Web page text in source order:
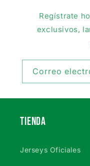
Regístrate
exclusivos,
Correo
TIENDA
Jerseys Oficiales